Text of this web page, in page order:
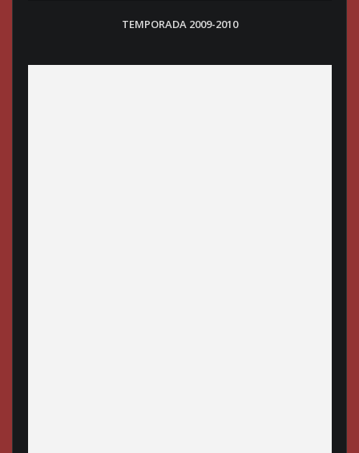
TEMPORADA 2009-2010